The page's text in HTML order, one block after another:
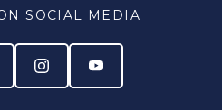
SOCIAL MEDIA